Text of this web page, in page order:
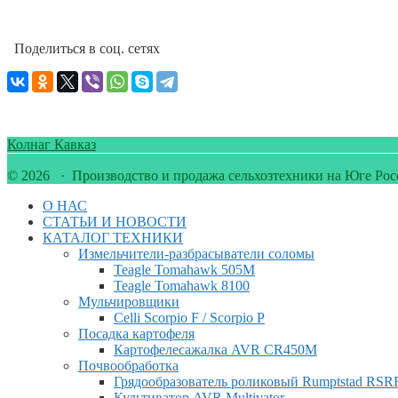
Поделиться в соц. сетях
Колнаг Кавказ
© 2026 · Производство и продажа сельхозтехники на Юге
О НАС
СТАТЬИ И НОВОСТИ
КАТАЛОГ ТЕХНИКИ
Измельчители-разбрасыватели соломы
Teagle Tomahawk 505M
Teagle Tomahawk 8100
Мульчировщики
Celli Scorpio F / Scorpio P
Посадка картофеля
Картофелесажалка AVR CR450M
Почвообработка
Грядообразователь роликовый Rumptstad